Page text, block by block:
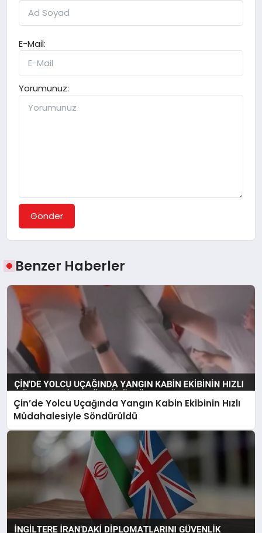
E-Mail:
Yorumunuz:
Gönder
Benzer Haberler
Çin’de Yolcu Uçağında Yangın Kabin Ekibinin Hızlı
Müdahalesiyle Söndürüldü